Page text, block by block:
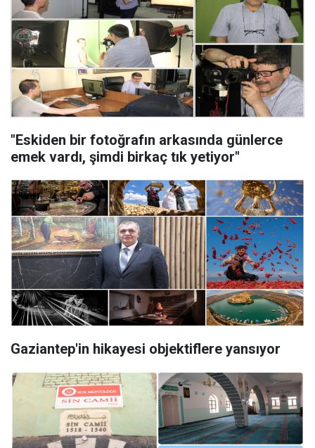
"Eskiden bir fotoğrafın arkasında günlerce
emek vardı, şimdi birkaç tık yetiyor"
Gaziantep'in hikayesi objektiflere yansıyor